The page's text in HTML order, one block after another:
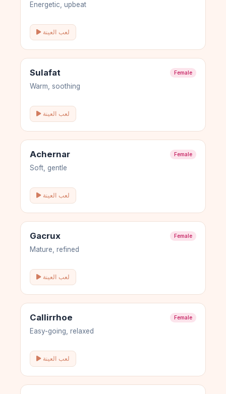
Energetic, upbeat
لعب العينة
Sulafat Female
Warm, soothing
لعب العينة
Achernar Female
Soft, gentle
لعب العينة
Gacrux Female
Mature, refined
لعب العينة
Callirrhoe Female
Easy-going, relaxed
لعب العينة